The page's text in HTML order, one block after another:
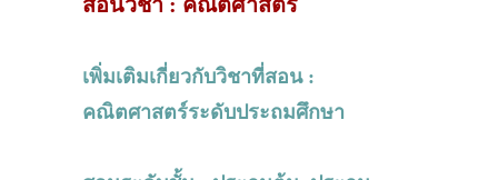
เพิ่มเติมเกี่ยวกับวิชาที่สอน :
คณิตศาสตร์ระดับประถมศึกษา